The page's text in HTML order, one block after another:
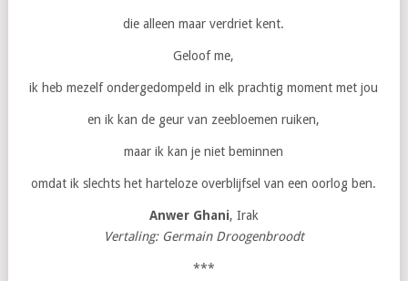
die alleen maar verdriet kent.
Geloof me,
ik heb mezelf ondergedompeld in elk prachtig moment met jou
en ik kan de geur van zeebloemen ruiken,
maar ik kan je niet beminnen
omdat ik slechts het harteloze overblijfsel van een oorlog ben.
Anwer Ghani, Irak
Vertaling: Germain Droogenbroodt
***